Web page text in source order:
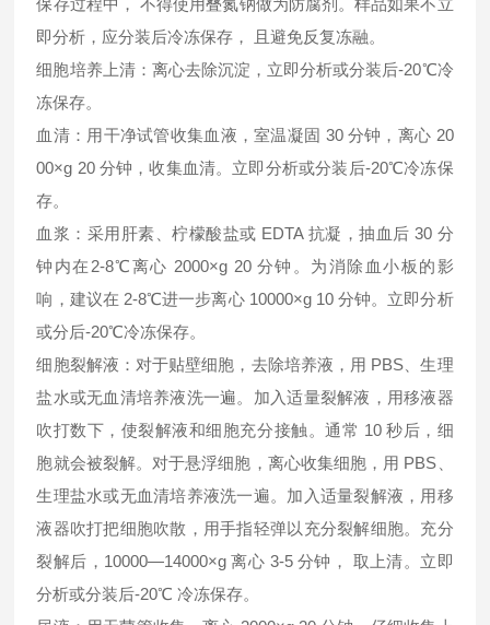
保存过程中， 不得使用叠氮钠做为防腐剂。样品如果不立
即分析，应分装后冷冻保存， 且避免反复冻融。
细胞培养上清：离心去除沉淀，立即分析或分装后-20℃冷
冻保存。
血清：用干净试管收集血液，室温凝固 30 分钟，离心 20
00×g 20 分钟，收集血清。立即分析或分装后-20℃冷冻保
存。
血浆：采用肝素、柠檬酸盐或 EDTA 抗凝，抽血后 30 分
钟内在2-8℃离心 2000×g 20 分钟。为消除血小板的影
响，建议在 2-8℃进一步离心 10000×g 10 分钟。立即分析
或分后-20℃冷冻保存。
细胞裂解液：对于贴壁细胞，去除培养液，用 PBS、生理
盐水或无血清培养液洗一遍。加入适量裂解液，用移液器
吹打数下，使裂解液和细胞充分接触。通常 10 秒后，细
胞就会被裂解。对于悬浮细胞，离心收集细胞，用 PBS、
生理盐水或无血清培养液洗一遍。加入适量裂解液，用移
液器吹打把细胞吹散，用手指轻弹以充分裂解细胞。充分
裂解后，10000—14000×g 离心 3-5 分钟， 取上清。立即
分析或分装后-20℃ 冷冻保存。